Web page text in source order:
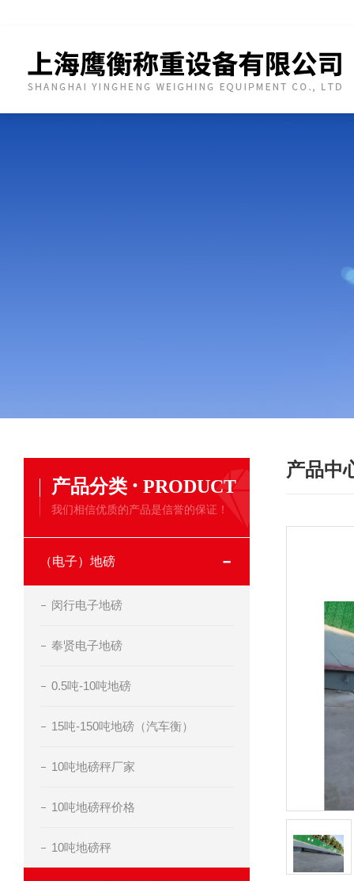
产品分类 · PRODUCT
我们相信优质的产品是信誉的保证！
（电子）地磅
闵行电子地磅
奉贤电子地磅
0.5吨-10吨地磅
15吨-150吨地磅（汽车衡）
10吨地磅秤厂家
10吨地磅秤价格
10吨地磅秤
产品中